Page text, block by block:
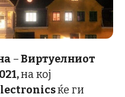
–Виртуелниот
на кој
ќе ги